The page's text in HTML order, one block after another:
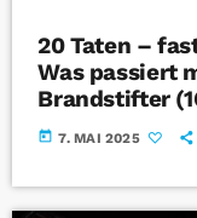
20 Taten –
Was passiert
Brandstifter
today 7. MAI 2025